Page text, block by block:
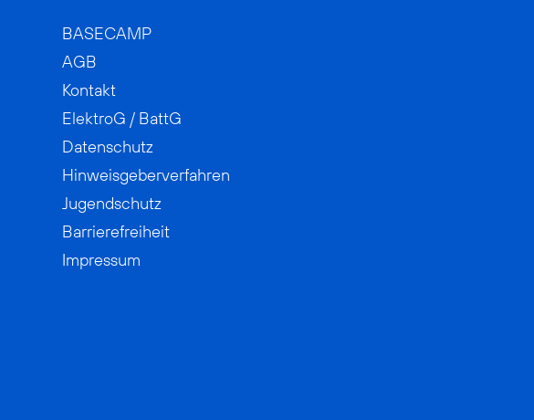
BASECAMP
AGB
Kontakt
ElektroG / BattG
Datenschutz
Hinweisgeberverfahren
Jugendschutz
Barrierefreiheit
Impressum